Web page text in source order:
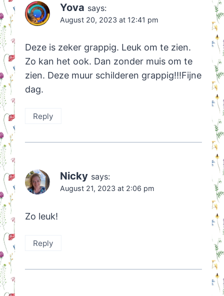
Yova says:
August 20, 2023 at 12:41 pm
Deze is zeker grappig. Leuk om te zien.
Zo kan het ook. Dan zonder muis om te
zien. Deze muur schilderen grappig!!!Fijne
dag.
Reply
Nicky says:
August 21, 2023 at 2:06 pm
Zo leuk!
Reply